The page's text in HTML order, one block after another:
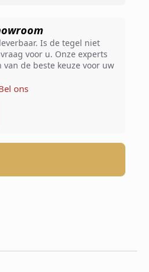
Is de tegel niet
voor u. Onze experts
de beste keuze voor uw
ons